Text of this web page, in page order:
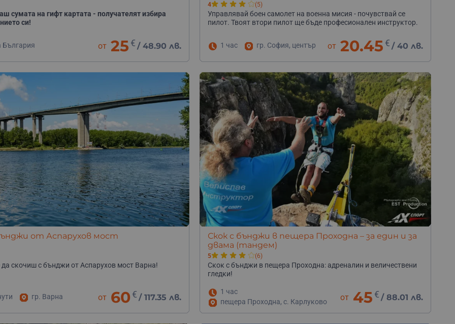
сумата на гифт картата - получателят избира
си!
България от 25 € /48.90 лв.
4 (5)
Управлявай боен самолет на военна мисия - почувствай се
пилот. Твоят втори пилот ще бъде професионален инструктор.
1 час гр. София, център от 20.45 € / 40 лв.
от Аспарухов мост
да скочиш с бънджи от Аспарухов мост Варна!
гр. Варна от 60 € /117.35 лв.
Скок с бънджи в пещера Проходна – за един и за
двама (тандем)
5 (6)
Скок с бънджи в пещера Проходна: адреналин и величествени
гледки!
1 час
пещера Проходна, с. Карлуково
от 45 € / 88.01 лв.